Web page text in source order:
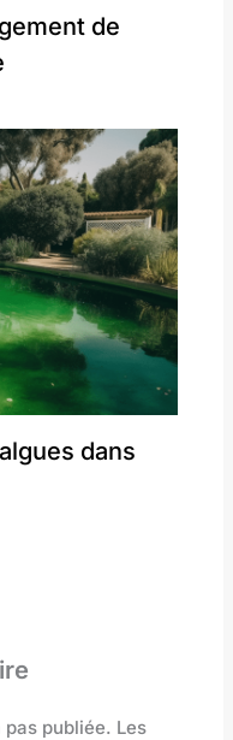
de
dans
publiée. Les